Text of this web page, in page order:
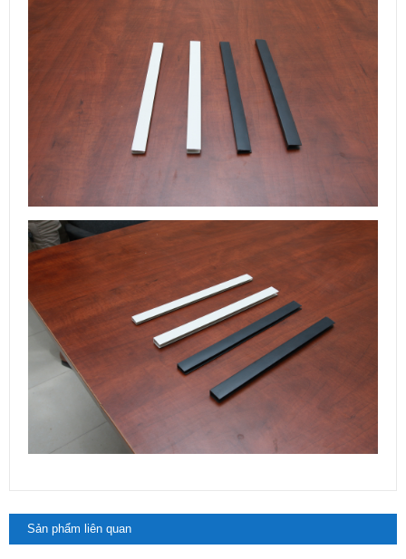
Sản phẩm liên quan